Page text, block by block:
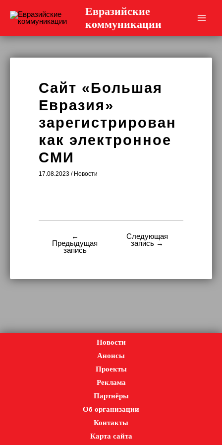
Евразийские
коммуникации
Сайт «Большая
Евразия»
зарегистрирован
как электронное
СМИ
17.08.2023 / Новости
Навигация←
Предыдущая
запись
Следующая
запись →
Новости
Анонсы
Проекты
Реклама
Партнёры
Об организации
Контакты
Карта сайта